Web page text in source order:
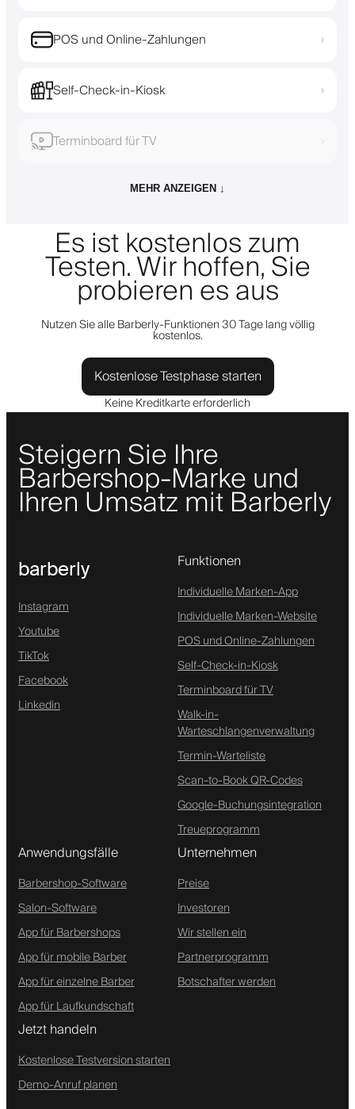
POS und Online-Zahlungen ›
Self-Check-in-Kiosk ›
Terminboard für TV ›
MEHR ANZEIGEN ↓
Es ist kostenlos zum
Testen. Wir hoffen, Sie
probieren es aus
Nutzen Sie alle Barberly-Funktionen 30 Tage lang völlig
kostenlos.
Kostenlose Testphase starten
Keine Kreditkarte erforderlich
Steigern Sie Ihre
Barbershop-Marke und
Ihren Umsatz mit Barberly
barberly
Instagram
Youtube
TikTok
Facebook
Linkedin
Funktionen
Individuelle Marken-App
Individuelle Marken-Website
POS und Online-Zahlungen
Self-Check-in-Kiosk
Terminboard für TV
Walk-in-
Warteschlangenverwaltung
Termin-Warteliste
Scan-to-Book QR-Codes
Google-Buchungsintegration
Treueprogramm
Anwendungsfälle
Barbershop-Software
Salon-Software
App für Barbershops
App für mobile Barber
App für einzelne Barber
App für Laufkundschaft
Unternehmen
Preise
Investoren
Wir stellen ein
Partnerprogramm
Botschafter werden
Jetzt handeln
Kostenlose Testversion starten
Demo-Anruf planen